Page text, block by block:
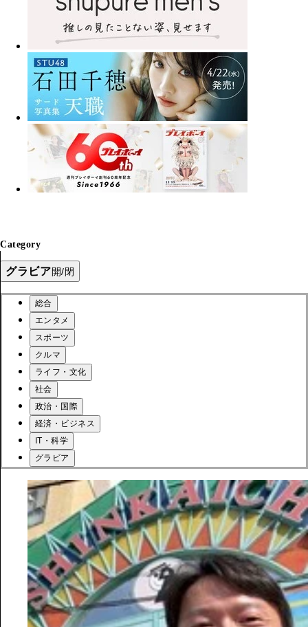
Category
グラビア開/閉
総合
エンタメ
スポーツ
クルマ
ライフ・文化
社会
政治・国際
経済・ビジネス
IT・科学
グラビア